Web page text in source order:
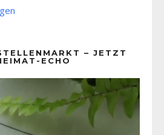
– JETZT
ECHO
Player